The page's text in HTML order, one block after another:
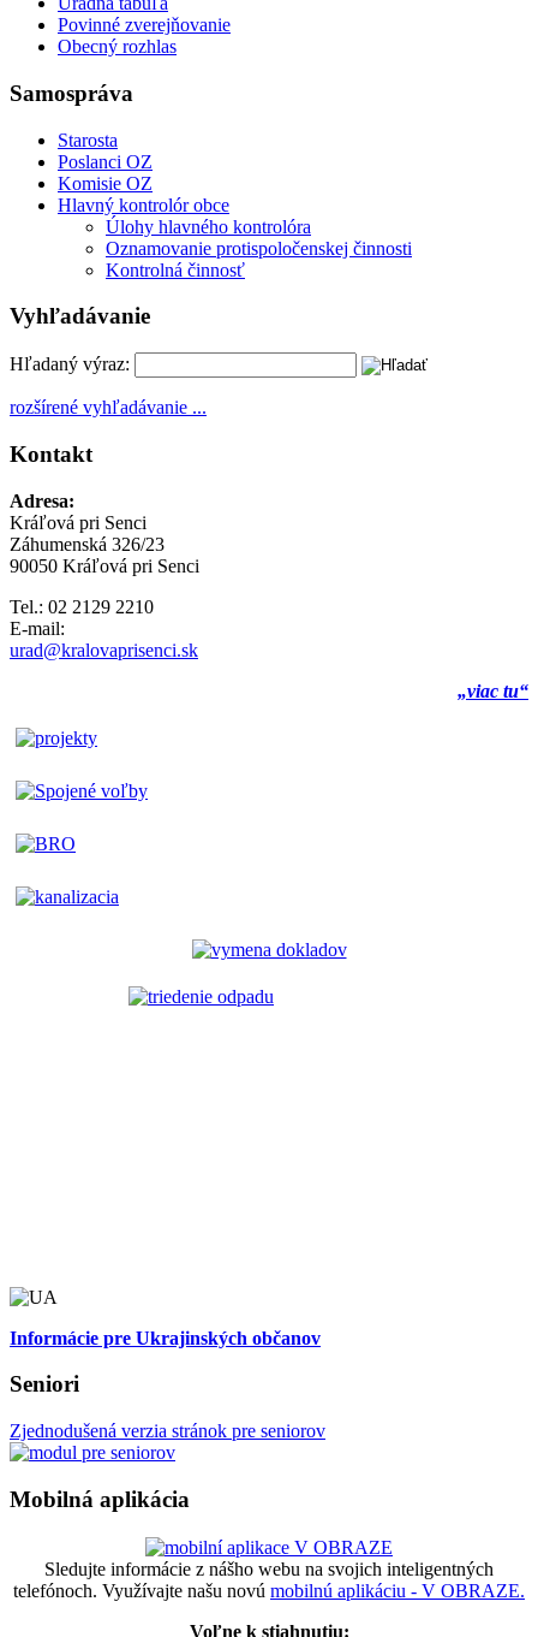
Povinné zverejňovanie
Obecný rozhlas
Samospráva
Starosta
Poslanci OZ
Komisie OZ
Hlavný kontrolór obce
Úlohy hlavného kontrolóra
Oznamovanie protispoločenskej činnosti
Kontrolná činnosť
Vyhľadávanie
Hľadaný výraz:
rozšírené vyhľadávanie ...
Kontakt
Adresa:
Kráľová pri Senci
Záhumenská 326/23
90050 Kráľová pri Senci
Tel.: 02 2129 2210
E-mail:
urad@kralovaprisenci.sk
„viac tu“
Informácie pre Ukrajinských občanov
Seniori
Zjednodušená verzia stránok pre seniorov
Mobilná aplikácia
Sledujte informácie z nášho webu na svojich inteligentných
telefónoch. Využívajte našu novú mobilnú aplikáciu - V OBRAZE.
Voľne k stiahnutiu: